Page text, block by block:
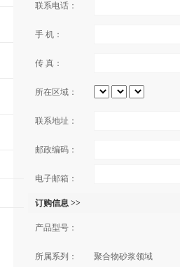
联系电话：
手 机：
传 真：
所在区域：
联系地址：
邮政编码：
电子邮箱：
订购信息 >>
产品型号：
所属系列： 聚合物砂浆领域